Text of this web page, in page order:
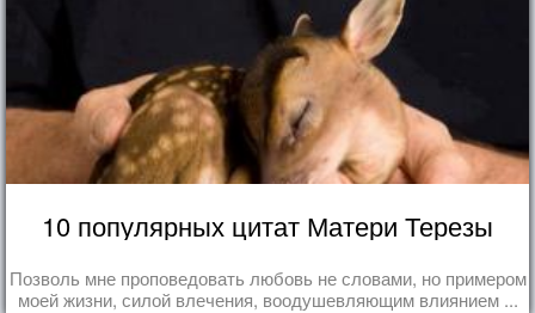
10 популярных цитат Матери Терезы
Позволь мне проповедовать любовь не словами, но примером
моей жизни, силой влечения, воодушевляющим влиянием ...